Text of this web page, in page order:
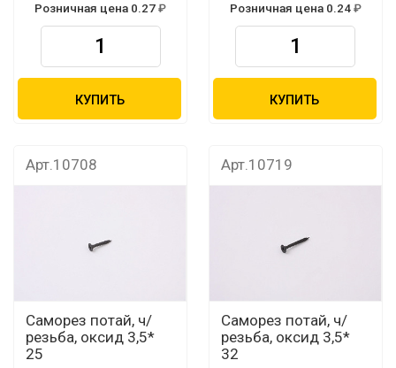
Розничная цена 0.27
КУПИТЬ
Розничная цена 0.24
КУПИТЬ
Арт.10708
Саморез потай, ч/
резьба, оксид 3,5*
25
Арт.10719
Саморез потай, ч/
резьба, оксид 3,5*
32